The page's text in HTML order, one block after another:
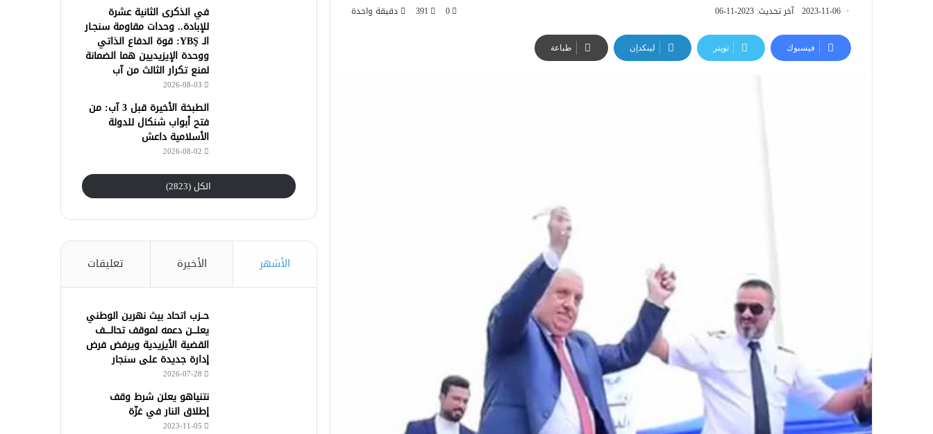
2023-11-06 آخر تحديث: 2023-11-06 0
391 دقيقة واحدة
فيسبوك تويتر لينكدإن طباعة
في الذكرى الثانية عشرة
للإبادة.. وحدات مقاومة سنجـار
الـ YBŞ: قوة الدفاع الذاتي
ووحدة الإيزيديين هما الضمانة
لمنع تكرار الثالث من آب
2026-08-03
الطبخة الأخيرة قبل 3 آب: من
فتح أبواب شنكال للدولة
الأسلامية داعش
2026-08-02
الكل (2823)
الأشهر الأخيرة تعليقات
حــزب اتحاد بيث نهرين الوطني
يعلـــن دعمه لموقف تحالــــف
القضية الأيزيدية ويرفض فرض
إدارة جديدة على سنجار
2026-07-28
نتنياهو يعلن شرط وقف
إطلاق النار في غزّة
2023-11-05